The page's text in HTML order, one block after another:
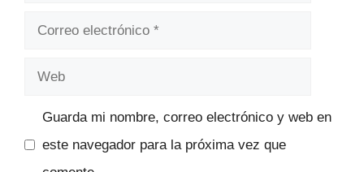
Correo
Web
Guarda mi nombre, correo electrónico y web en
este navegador para la próxima vez que